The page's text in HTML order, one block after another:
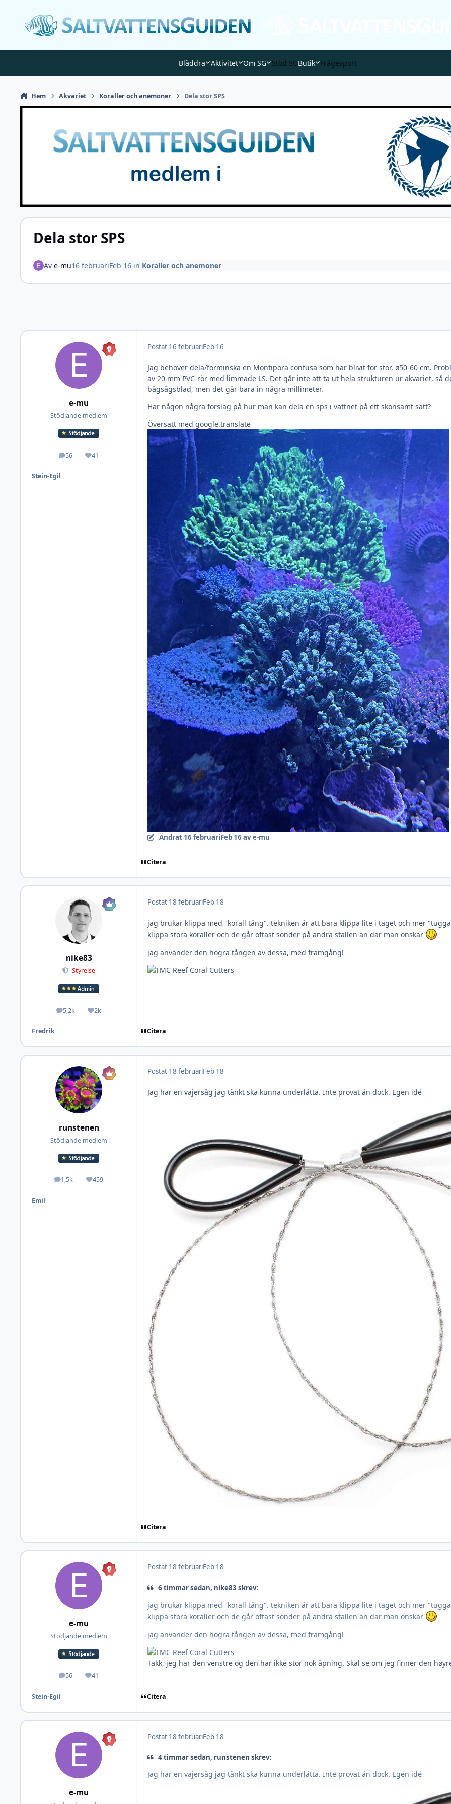
Bläddra Aktivitet Om SG Stöd SGButik Frågesport
Hem Akvariet Koraller och anemoner Dela stor SPS
Dela stor SPS
Av e-mu16 februariFeb 16in Koraller och anemoner
e-mu
Stödjande medlem
56
Inlägg 41
Omdöme
Stein-Egil
Postat 16 februariFeb 16
Jag behöver dela/förminska en Montipora confusa som har blivit för stor, ø50-60 cm.
av 20 mm PVC-rör med limmade LS. Det går inte att ta ut hela strukturen ur akvariet, så
bågsågsblad, men det går bara in några millimeter.
Har någon några förslag på hur man kan dela en sps i vattnet på ett skonsamt sätt?
Översatt med google.translate
Ändrat 16 februariFeb 16 av e-mu
Citera
nike83
Styrelse
5,2k
Inlägg 2k
Omdöme
Fredrik
Postat 18 februariFeb 18
jag brukar klippa med "korall tång". tekniken är att bara klippa lite i taget och mer
klippa stora koraller och de går oftast sönder på andra ställen än där man önskar
jag använder den högra tången av dessa, med framgång!
Citera
runstenen
Stödjande medlem
1,5k
Inlägg 459
Omdöme
Emil
Postat 18 februariFeb 18
Jag har en vajersåg jag tänkt ska kunna underlätta. Inte provat än dock. Egen idé
Citera
e-mu
Stödjande medlem
56
Inlägg 41
Omdöme
Stein-Egil
Postat 18 februariFeb 18
6 timmar sedan, nike83 skrev:
jag brukar klippa med "korall tång". tekniken är att bara klippa lite i taget och mer
klippa stora koraller och de går oftast sönder på andra ställen än där man önskar
jag använder den högra tången av dessa, med framgång!
Takk, jeg har den venstre og den har ikke stor nok åpning. Skal se om jeg finner den
Citera
e-mu
Postat 18 februariFeb 18
4 timmar sedan, runstenen skrev:
Jag har en vajersåg jag tänkt ska kunna underlätta. Inte provat än dock. Egen idé